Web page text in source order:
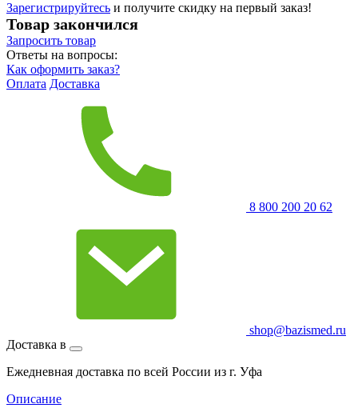
Зарегистрируйтесь и получите скидку на первый заказ!
Товар закончился
Запросить товар
Ответы на вопросы:
Как оформить заказ?
Оплата Доставка
8 800 200 20 62
shop@bazismed.ru
Доставка в
Ежедневная доставка по всей России из г. Уфа
Описание